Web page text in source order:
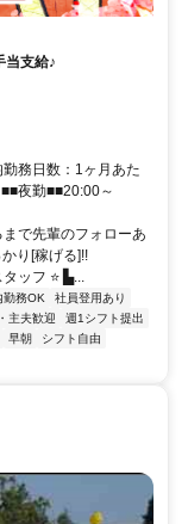
当支給♪
務日数：1ヶ月あた
夜勤■■20:00～
で先輩のフォローあ
り[稼げる]!!
フ ⭐ ▙...
勤務OK
社員登用あり
主夫歓迎
週1シフト提出
早朝
シフト自由